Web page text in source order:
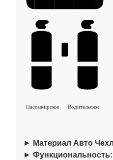
Пассажирское Водительское
► Материал Авто
► Функциональность: